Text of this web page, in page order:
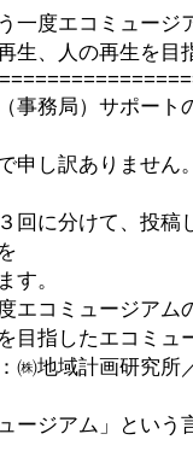
一度エコミュージ
生、人の再生を目
事務局）サポート
申し訳ありません
回に分けて、投稿
す。
エコミュージア
目指したエコミュ
㈱地域計画研究所
ュージアム」とい